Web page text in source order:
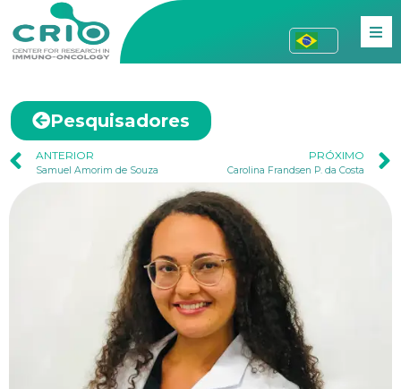
Pesquisadores
ANTERIOR
Samuel Amorim de Souza
PRÓXIMO
Carolina Frandsen P. da Costa